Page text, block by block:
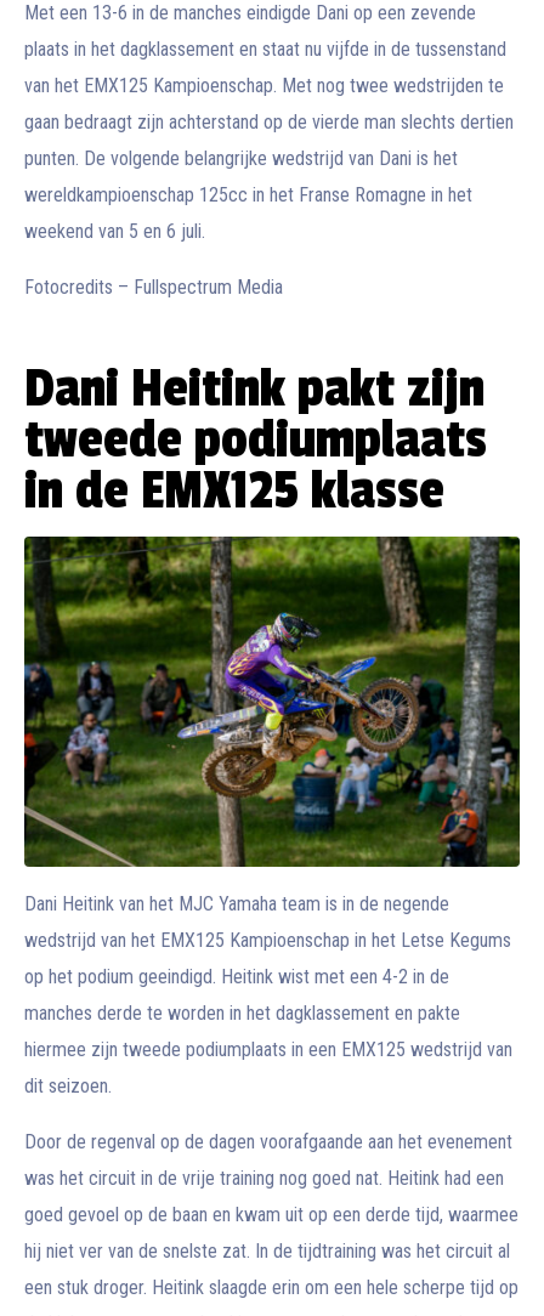
Met een 13-6 in de manches eindigde Dani op een zevende
plaats in het dagklassement en staat nu vijfde in de tussenstand
van het EMX125 Kampioenschap. Met nog twee wedstrijden te
gaan bedraagt zijn achterstand op de vierde man slechts dertien
punten. De volgende belangrijke wedstrijd van Dani is het
wereldkampioenschap 125cc in het Franse Romagne in het
weekend van 5 en 6 juli.
Fotocredits – Fullspectrum Media
Dani Heitink pakt zijn
tweede podiumplaats
in de EMX125 klasse
Dani Heitink van het MJC Yamaha team is in de negende
wedstrijd van het EMX125 Kampioenschap in het Letse Kegums
op het podium geeindigd. Heitink wist met een 4-2 in de
manches derde te worden in het dagklassement en pakte
hiermee zijn tweede podiumplaats in een EMX125 wedstrijd van
dit seizoen.
Door de regenval op de dagen voorafgaande aan het evenement
was het circuit in de vrije training nog goed nat. Heitink had een
goed gevoel op de baan en kwam uit op een derde tijd, waarmee
hij niet ver van de snelste zat. In de tijdtraining was het circuit al
een stuk droger. Heitink slaagde erin om een hele scherpe tijd op